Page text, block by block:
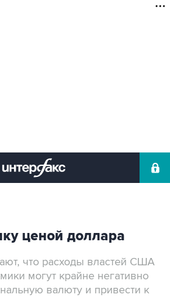
ценой доллара
что расходы властей США
могут крайне негативно
валюту и привести к